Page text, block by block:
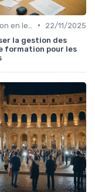
•
22/11/2025
la gestion des
formation pour les